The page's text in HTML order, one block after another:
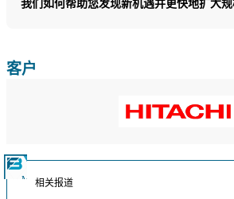
立即定制
客户
相关报道